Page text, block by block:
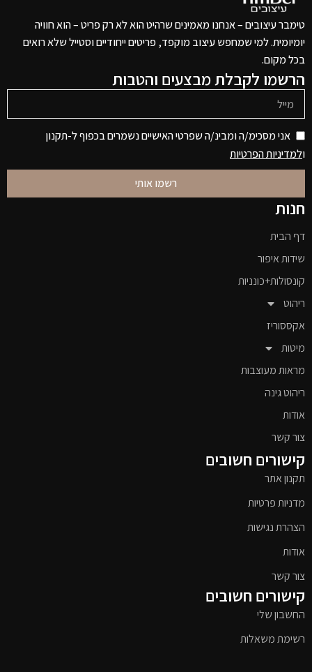
טימבר עיצובים – אנחנו מאמינים שרהיט הוא לא רק פריט – הוא חוויה
יומיומית. למי שמחפש עיצוב מוקפד, פריטים ייחודיים וסטייל שלא רואים
בכל מקום.
הרשמו לקבלת מבצעים והטבות
אני מסכימ/ה ומבינ/ה שפרטי האישיים נשמרים בכפוף ל-תקנון
ולמדיניות הפרטיות
רשמו אותי
חנות
דף הבית
שידות איפור
קונסולות+כונניות
ריהוט
אקססוריז
מיטות
מראות מעוצבות
ריהוט גינה
אודות
צור קשר
קישורים חשובים
תקנון אתר
מדניות פרטיות
הצהרת נגישות
אודות
צור קשר
קישורים חשובים
החשבון שלי
רשימת משאלות